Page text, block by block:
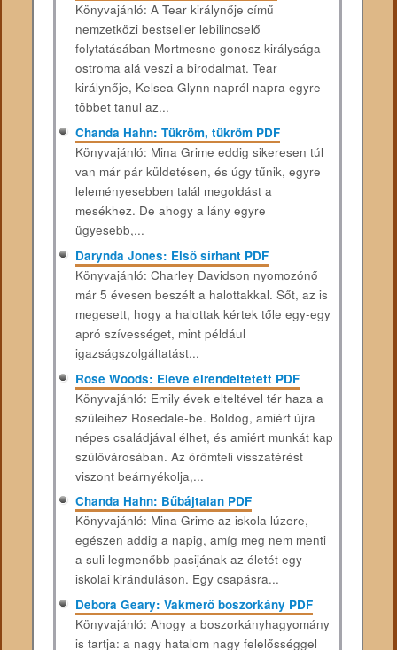
Könyvajánló: A Tear ​királynője című
nemzetközi bestseller lebilincselő
folytatásában Mortmesne gonosz királysága
ostroma alá veszi a birodalmat. Tear
királynője, Kelsea Glynn napról napra egyre
többet tanul az...
Chanda Hahn: Tükröm, tükröm PDF
Könyvajánló: Mina ​Grime eddig sikeresen túl
van már pár küldetésen, és úgy tűnik, egyre
leleményesebben talál megoldást a
mesékhez. De ahogy a lány egyre
ügyesebb,...
Darynda Jones: Első sírhant PDF
Könyvajánló: Charley Davidson nyomozónő
már 5 évesen beszélt a halottakkal. Sőt, az is
megesett, hogy a halottak kértek tőle egy-egy
apró szívességet, mint például
igazságszolgáltatást...
Rose Woods: Eleve ​elrendeltetett PDF
Könyvajánló: Emily évek elteltével tér haza a
szüleihez Rosedale-be. Boldog, amiért újra
népes családjával élhet, és amiért munkát kap
szülővárosában. Az örömteli visszatérést
viszont beárnyékolja,...
Chanda Hahn: Bűbájtalan PDF
Könyvajánló: Mina ​Grime az iskola lúzere,
egészen addig a napig, amíg meg nem menti
a suli legmenőbb pasijának az életét egy
iskolai kiránduláson. Egy csapásra...
Debora Geary: Vakmerő ​boszorkány PDF
Könyvajánló: Ahogy ​a boszorkányhagyomány
is tartja: a nagy hatalom nagy felelősséggel